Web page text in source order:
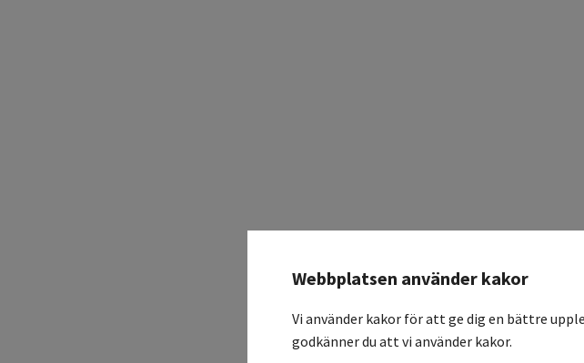
Webbplatsen använder kakor
Vi använder kakor för att ge dig en bättre
godkänner du att vi använder kakor.